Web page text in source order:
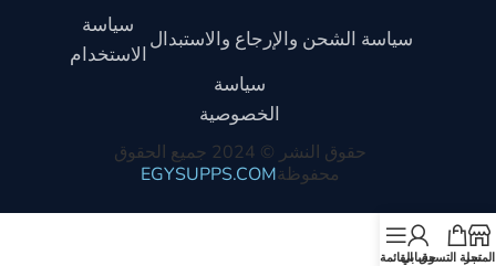
المتجرسلة التسوقحسابيالقائمة
سياسة الشحن والإرجاع والاستبدال
سياسة
الاستخدام
سياسة
الخصوصية
حقوق النشر © 2024 جميع الحقوق
محفوظةEGYSUPPS.COM